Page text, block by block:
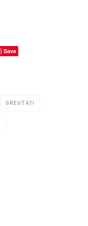
Save
GREUTĂȚI